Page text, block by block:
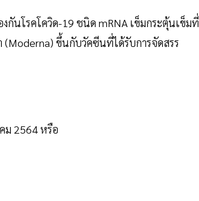
นโรคโควิด-19 ชนิด mRNA เข็มกระตุ้นเข็มที่
ขึ้นกับวัคซีนที่ได้รับการจัดสรร
ม 2564 หรือ